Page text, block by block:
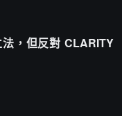
，但反對 CLARITY